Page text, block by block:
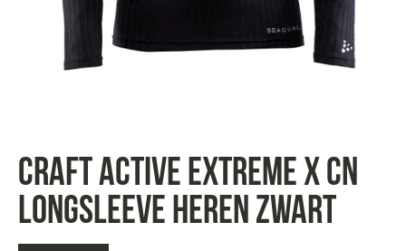
Craft Active Extreme X CN
longsleeve Heren zwart